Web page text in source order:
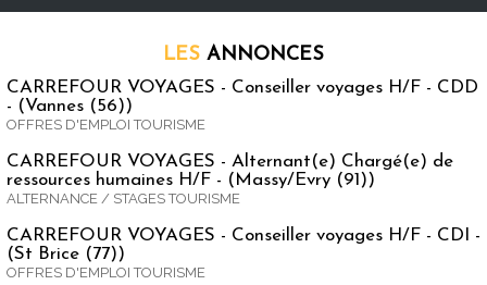
LES ANNONCES
CARREFOUR VOYAGES - Conseiller voyages H/F - CDD
- (Vannes (56))
OFFRES D'EMPLOI TOURISME
CARREFOUR VOYAGES - Alternant(e) Chargé(e) de
ressources humaines H/F - (Massy/Evry (91))
ALTERNANCE / STAGES TOURISME
CARREFOUR VOYAGES - Conseiller voyages H/F - CDI -
(St Brice (77))
OFFRES D'EMPLOI TOURISME